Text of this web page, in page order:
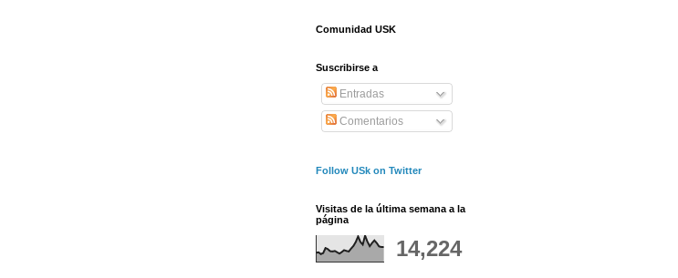
Comunidad USK
Suscribirse a
Entradas
Comentarios
Follow USk on Twitter
Visitas de la última semana a la
página
14,224